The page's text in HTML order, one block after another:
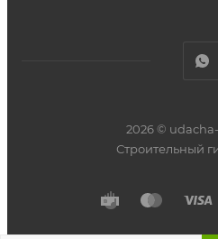
2026 ©
Строительный